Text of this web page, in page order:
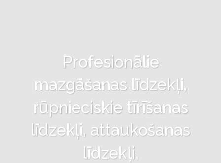
Profesionālie
mazgāšanas līdzekļi,
rūpnieciskie tīrīšanas
līdzekļi, attaukošanas
līdzekļi,